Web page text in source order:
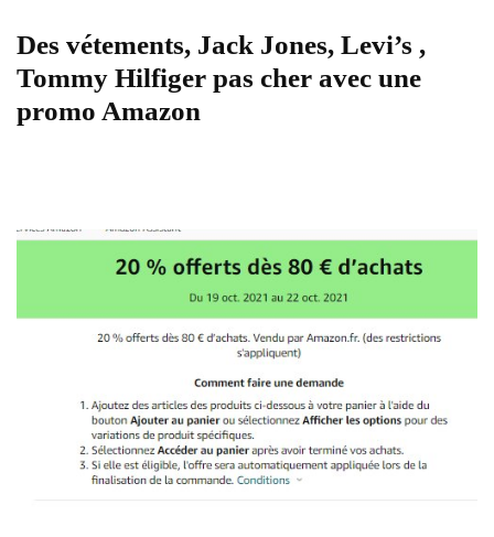
Des vétements, Jack Jones, Levi’s ,
Tommy Hilfiger pas cher avec une
promo Amazon